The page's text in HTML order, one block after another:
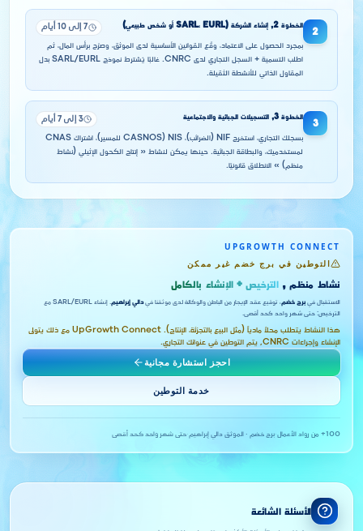
2
الخطوة 2
, إنشاء الشركة (SARL، EURL أو شخص طبيعي) 7 إلى 10 أيام
بمجرد الحصول على الاعتماد، وقّع القوانين الأساسية لدى الموثق، وصرّح برأس المال، ثم
اطلب التسمية + السجل التجاري لدى CNRC. غالبًا يُشترط نموذج SARL/EURL بدل
المقاول الذاتي للأنشطة الثقيلة.
3
الخطوة 3
, التسجيلات الجبائية والاجتماعية 3 إلى 7 أيام
بسجلك التجاري، استخرج NIF (الضرائب)، NIS (CASNOS للمسير)، اشتراك CNAS
لمستخدميك، والبطاقة الجبائية. حينها يمكن لنشاط « إنتاج الكحول الإثيلي (نشاط
منظم) » الانطلاق قانونيًا.
UPGROWTH CONNECT
التوطين في برج خضم غير ممكن
نشاط منظم , الترخيص + الإنشاء بالكامل
الاستقبال في برج خضم ، توقيع عقد الإيجار من الباطن والوكالة لدى موثقنا فيدالي إبراهيم
. إنشاء SARL/EURL مع
الترخيص: حتى شهر واحد كحد أقصى.
هذا النشاط يتطلب محلاً مادياً (مثل البيع بالتجزئة، الإنتاج). UpGrowth Connect مع ذلك يتولى
الإنشاء وإجراءات CNRC, يتم التوطين في عنوانك التجاري.
احجز استشارة مجانية
خدمة التوطين
100+ من رواد الأعمال ·برج خضم · الموثق دالي إبراهيم ·حتى شهر واحد كحد أقصى
الأسئلة الشائعة